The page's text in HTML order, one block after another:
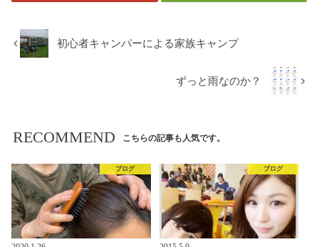
初心者キャンパーによる家族キャンプ
ずっと雨なのか？
RECOMMEND こちらの記事も人気です。
ブログ ブログ